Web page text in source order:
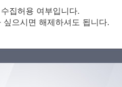
집허용 여부입니다.
으시면 해제하셔도 됩니다.